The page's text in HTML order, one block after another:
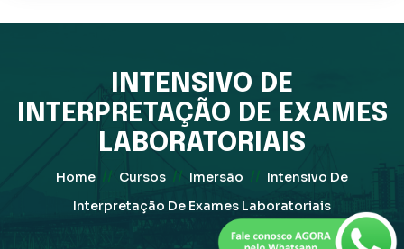
INTENSIVO DE
INTERPRETAÇÃO DE EXAMES
LABORATORIAIS
Home // Cursos // Imersão
Intensivo De
Interpretação De Exames Laboratoriais